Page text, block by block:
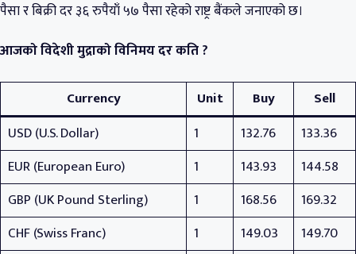
पैसा र बिक्री दर ३६ रुपैयाँ ५७ पैसा रहेको राष्ट्र बैंकले जनाएको छ।
आजको विदेशी मुद्राको विनिमय दर कति ?
Currency Unit Buy
Sell
USD (U.S. Dollar)
1 132.76
133.36
EUR (European Euro)
1 143.93
144.58
GBP (UK Pound Sterling)
1 168.56
169.32
CHF (Swiss Franc)
1 149.03
149.70